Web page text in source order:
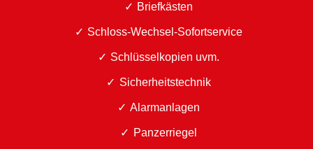
Briefkästen
Schloss-Wechsel-Sofortservice
Schlüsselkopien uvm.
Sicherheitstechnik
Alarmanlagen
Panzerriegel